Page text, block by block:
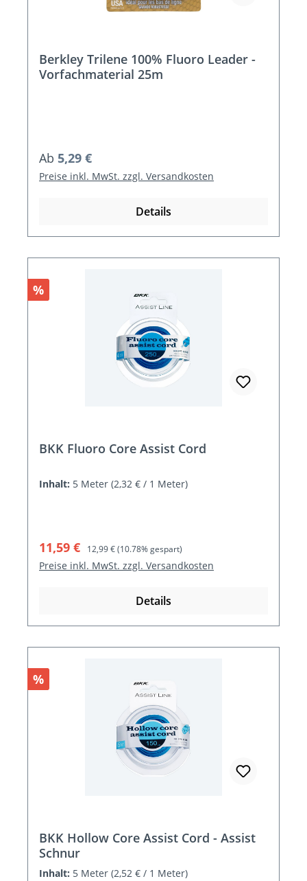
Berkley Trilene 100% Fluoro Leader -
Vorfachmaterial 25m
Regulärer Preis:
Ab 5,29 €
Preise inkl. MwSt. zzgl. Versandkosten
Details
Rabatt
%
BKK Fluoro Core Assist Cord
Inhalt: 5 Meter (2,32 € / 1 Meter)
Verkaufspreis:
11,59 € Regulärer Preis:
12,99 €(10.78% gespart)
Preise inkl. MwSt. zzgl. Versandkosten
Details
Rabatt
%
BKK Hollow Core Assist Cord - Assist
Schnur
Inhalt: 5 Meter (2,52 € / 1 Meter)